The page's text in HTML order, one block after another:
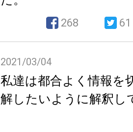
268 61
2021/03/04
私達は都合よく情報を
解したいように解釈し